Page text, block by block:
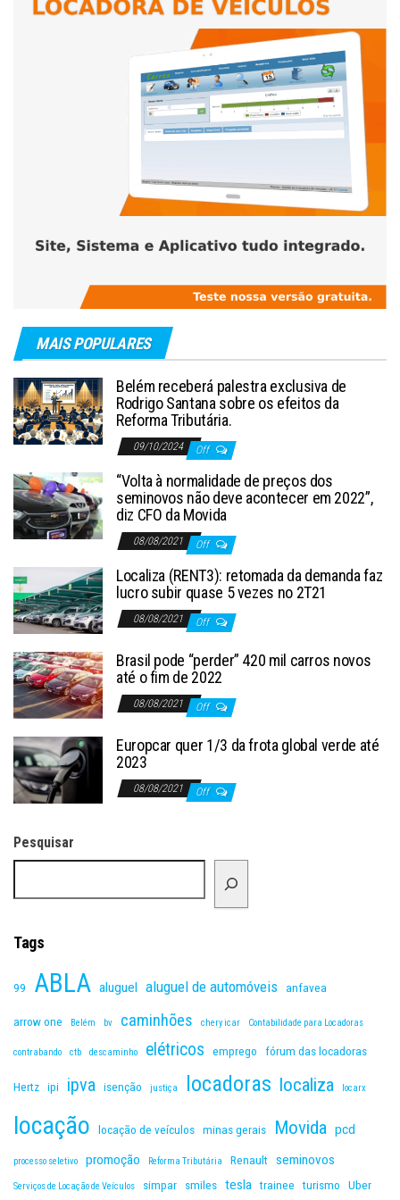
MAIS POPULARES
Belém receberá palestra exclusiva de
Rodrigo Santana sobre os efeitos da
Reforma Tributária.
09/10/2024 Off
“Volta à normalidade de preços dos
seminovos não deve acontecer em 2022”,
diz CFO da Movida
08/08/2021 Off
Localiza (RENT3): retomada da demanda faz
lucro subir quase 5 vezes no 2T21
08/08/2021 Off
Brasil pode “perder” 420 mil carros novos
até o fim de 2022
08/08/2021 Off
Europcar quer 1/3 da frota global verde até
2023
08/08/2021 Off
Pesquisar
Tags
99 ABLA aluguel aluguel de automóveis anfavea
arrow one Belém bv caminhões chery icar Contabilidade para Locadoras
contrabando ctb descaminho elétricos emprego fórum das locadoras
Hertz ipi ipva isenção justiça locadoras localiza locarx
locação locação de veículos minas gerais Movida pcd
processo seletivo promoção Reforma Tributária Renault seminovos
Serviços de Locação de Veículos simpar smiles tesla trainee turismo Uber